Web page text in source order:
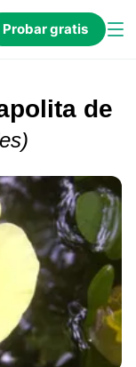
Probar gratis
de
)